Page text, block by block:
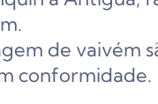
de vaivém
conformidade.